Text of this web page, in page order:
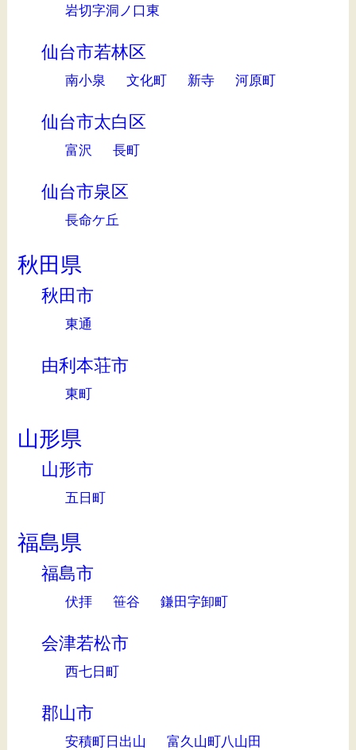
岩切字洞ノ口東
仙台市若林区
南小泉 文化町 新寺 河原町
仙台市太白区
富沢 長町
仙台市泉区
長命ケ丘
秋田県
秋田市
東通
由利本荘市
東町
山形県
山形市
五日町
福島県
福島市
伏拝 笹谷 鎌田字卸町
会津若松市
西七日町
郡山市
安積町日出山
富久山町八山田